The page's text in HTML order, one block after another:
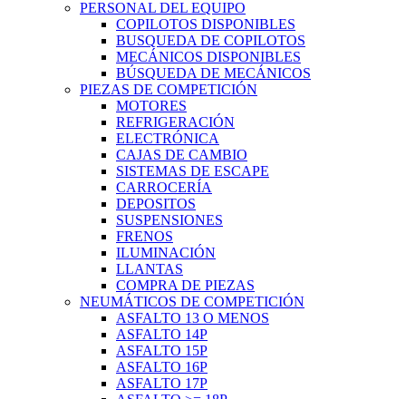
PERSONAL DEL EQUIPO
COPILOTOS DISPONIBLES
BUSQUEDA DE COPILOTOS
MECÁNICOS DISPONIBLES
BÚSQUEDA DE MECÁNICOS
PIEZAS DE COMPETICIÓN
MOTORES
REFRIGERACIÓN
ELECTRÓNICA
CAJAS DE CAMBIO
SISTEMAS DE ESCAPE
CARROCERÍA
DEPOSITOS
SUSPENSIONES
FRENOS
ILUMINACIÓN
LLANTAS
COMPRA DE PIEZAS
NEUMÁTICOS DE COMPETICIÓN
ASFALTO 13 O MENOS
ASFALTO 14P
ASFALTO 15P
ASFALTO 16P
ASFALTO 17P